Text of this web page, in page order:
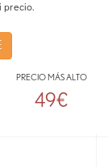
precio.
PRECIO MÁS ALTO
49€